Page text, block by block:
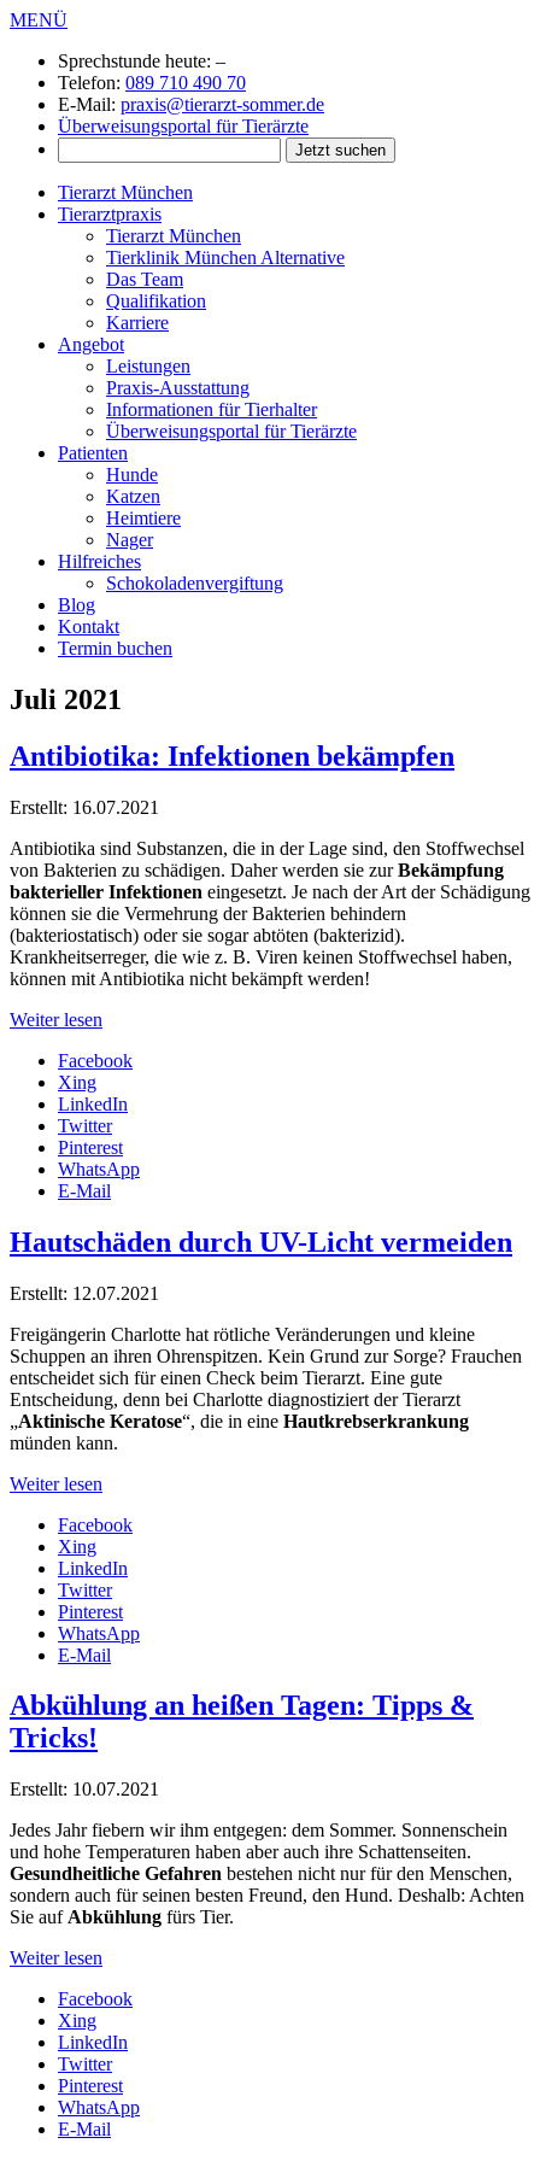
MENÜ
Sprechstunde heute: –
Telefon: 089 710 490 70
E-Mail: praxis@tierarzt-sommer.de
Überweisungsportal für Tierärzte
Tierarzt München
Tierarztpraxis
Tierarzt München
Tierklinik München Alternative
Das Team
Qualifikation
Karriere
Angebot
Leistungen
Praxis-Ausstattung
Informationen für Tierhalter
Überweisungsportal für Tierärzte
Patienten
Hunde
Katzen
Heimtiere
Nager
Hilfreiches
Schokoladenvergiftung
Blog
Kontakt
Termin buchen
Juli 2021
Antibiotika: Infektionen bekämpfen
Erstellt: 16.07.2021
Antibiotika sind Substanzen, die in der Lage sind, den Stoffwechsel
von Bakterien zu schädigen. Daher werden sie zurBekämpfung
bakterieller Infektionen eingesetzt. Je nach der Art der Schädigung
können sie die Vermehrung der Bakterien behindern
(bakteriostatisch) oder sie sogar abtöten (bakterizid).
Krankheitserreger, die wie z. B. Viren keinen Stoffwechsel haben,
können mit Antibiotika nicht bekämpft werden!
Weiter lesen
Facebook
Xing
LinkedIn
Twitter
Pinterest
WhatsApp
E-Mail
Hautschäden durch UV-Licht vermeiden
Erstellt: 12.07.2021
Freigängerin Charlotte hat rötliche Veränderungen und kleine
Schuppen an ihren Ohrenspitzen. Kein Grund zur Sorge? Frauchen
entscheidet sich für einen Check beim Tierarzt. Eine gute
Entscheidung, denn bei Charlotte diagnostiziert der Tierarzt
„Aktinische Keratose“, die in eine Hautkrebserkrankung
münden kann.
Weiter lesen
Facebook
Xing
LinkedIn
Twitter
Pinterest
WhatsApp
E-Mail
Abkühlung an heißen Tagen: Tipps &
Tricks!
Erstellt: 10.07.2021
Jedes Jahr fiebern wir ihm entgegen: dem Sommer. Sonnenschein
und hohe Temperaturen haben aber auch ihre Schattenseiten.
Gesundheitliche Gefahren bestehen nicht nur für den Menschen,
sondern auch für seinen besten Freund, den Hund. Deshalb: Achten
Sie auf Abkühlung fürs Tier.
Weiter lesen
Facebook
Xing
LinkedIn
Twitter
Pinterest
WhatsApp
E-Mail